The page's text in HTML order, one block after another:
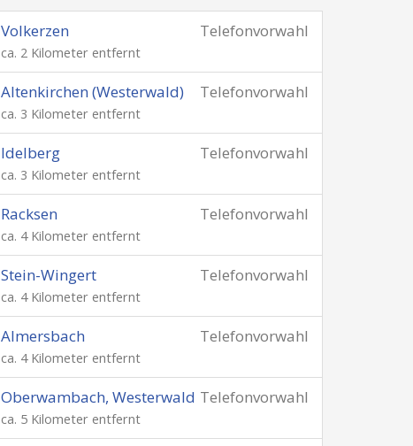
Telefonvorwahl
Volkerzen
ca. 2 Kilometer entfernt
Telefonvorwahl
Altenkirchen (Westerwald)
ca. 3 Kilometer entfernt
Telefonvorwahl
Idelberg
ca. 3 Kilometer entfernt
Telefonvorwahl
Racksen
ca. 4 Kilometer entfernt
Telefonvorwahl
Stein-Wingert
ca. 4 Kilometer entfernt
Telefonvorwahl
Almersbach
ca. 4 Kilometer entfernt
Telefonvorwahl
Oberwambach, Westerwald
ca. 5 Kilometer entfernt